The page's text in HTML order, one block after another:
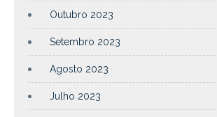
Outubro 2023
Setembro 2023
Agosto 2023
Julho 2023